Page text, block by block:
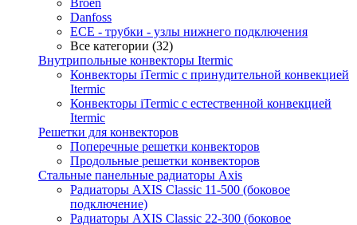
Broen
Danfoss
ECE - трубки - узлы нижнего подключения
Все категории (32)
Внутрипольные конвекторы Itermic
Конвекторы iTermic c принудительной конвекцией
Itermic
Конвекторы iTermic с естественной конвекцией
Itermic
Решетки для конвекторов
Поперечные решетки конвекторов
Продольные решетки конвекторов
Стальные панельные радиаторы Axis
Радиаторы AXIS Classic 11-500 (боковое
подключение)
Радиаторы AXIS Classic 22-300 (боковое